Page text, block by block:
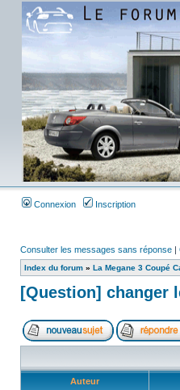
Connexion Inscription
Consulter les messages sans réponse |
Index du forum » La Megane 3 Coupé
[Question] changer
Auteur